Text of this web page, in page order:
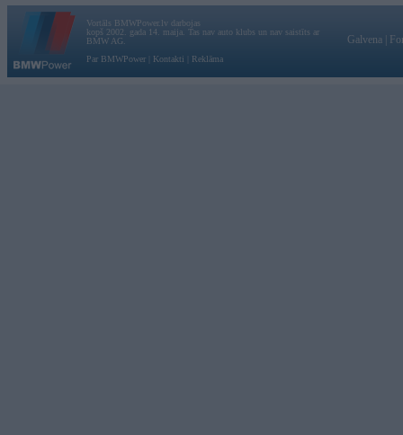
Vortāls BMWPower.lv darbojas
kopš 2002. gada 14. maija. Tas nav auto klubs un nav saistīts ar
BMW AG.
Par BMWPower
Kontakti Reklāma
Galvena